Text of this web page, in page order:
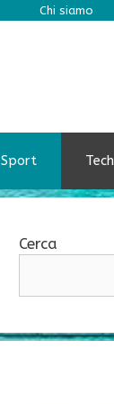
Chi siamo
Sport Tech
Cerca